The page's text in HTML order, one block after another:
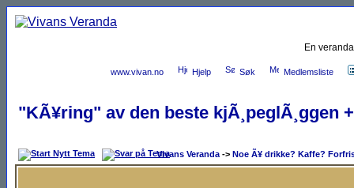
En
www.vivan.no Hjelp Søk Medlemsliste
"KÃ¥ring" av den beste kjÃ¸peglÃ¸ggen
Vivans Veranda -> Noe Ã¥ drikke? Kaffe?